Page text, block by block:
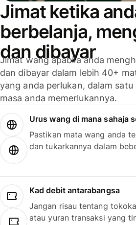
Jimat ketika
berbelanja,
dan dibayar
Jimat wang apabila anda
dan dibayar dalam lebih 40+
yang anda perlukan, dalam satu
masa anda memerlukannya.
Urus wang di mana sahaja
Pastikan mata wang anda
dan tukarkannya dalam
Kad debit antarabangsa
Jangan risau tentang
atau yuran transaksi yang